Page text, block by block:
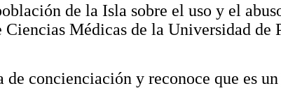
de la Isla sobre el uso y el
Médicas de la Universidad de
concienciación y reconoce que es